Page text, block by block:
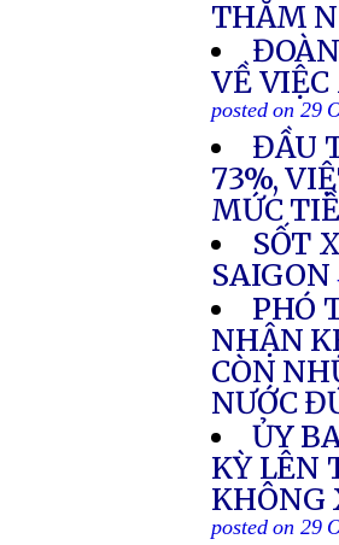
THĂM
VỀ
posted on 29
ĐẦU
73%,
MỨC
SỐT
SAIGON
PHÓ
NHẬN
CÒN
NƯỚC
ỦY
KỲ LÊN
KHÔNG
posted on 29